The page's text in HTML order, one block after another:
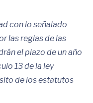
con lo señalado
las reglas de las
el plazo de un año
13 de la ley
de los estatutos